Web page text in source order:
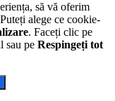
să vă oferim
alege ce cookie-
. Faceți clic pe
sau pe Respingeți tot